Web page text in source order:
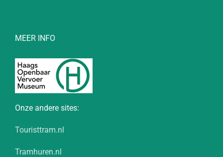
MEER INFO
Onze andere sites:
Touristtram.nl
Tramhuren.nl